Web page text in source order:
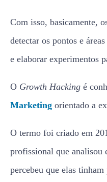
Com isso, basicamente,
detectar os pontos e
e elaborar experimentos
O Growth Hacking é
Marketing orientado a
O termo foi criado em
profissional que analisou
percebeu que elas